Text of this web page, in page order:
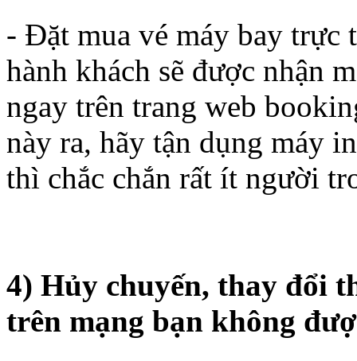
- Đặt mua vé máy bay trực
hành khách sẽ được nhận
ngay trên trang web
này ra, hãy tận dụng máy
thì chắc chắn rất ít người
4) Hủy chuyến, thay đổi
trên mạng bạn không